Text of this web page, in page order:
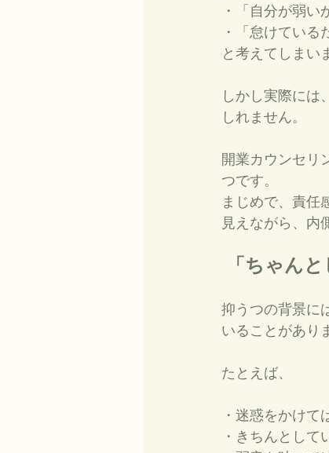
・「自分が弱い
・「怠けている
と考えてしまい
しかし実際には
しれません。
開業カウンセリ
つです。
まじめで、責任
見えながら、内
「ちゃん
抑うつの背景に
いることがあり
たとえば、
・迷惑をかけて
・きちんとして